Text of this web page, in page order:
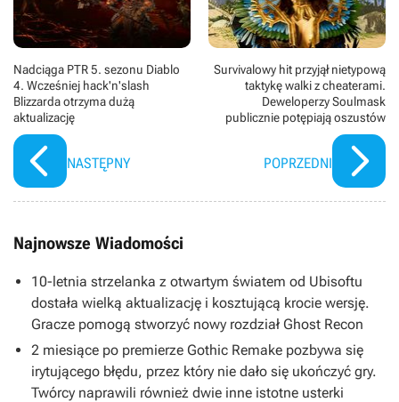
Nadciąga PTR 5. sezonu Diablo
4. Wcześniej hack'n'slash
Blizzarda otrzyma dużą
aktualizację
NASTĘPNY
Survivalowy hit przyjął nietypową
taktykę walki z cheaterami.
Deweloperzy Soulmask
publicznie potępiają oszustów
POPRZEDNI
Najnowsze Wiadomości
10-letnia strzelanka z otwartym światem od Ubisoftu
dostała wielką aktualizację i kosztującą krocie wersję.
Gracze pomogą stworzyć nowy rozdział Ghost Recon
2 miesiące po premierze Gothic Remake pozbywa się
irytującego błędu, przez który nie dało się ukończyć gry.
Twórcy naprawili również dwie inne istotne usterki